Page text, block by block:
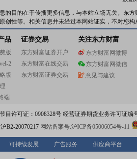
的目的在于传播更多信息，与本站立场无关。东
创性等。相关信息并未经过本网站证实，不对您
品
版
2
版
端
证券交易
东方财富证券开户
东方财富在线交易
东方财富证券交易
关注东方财富
东方财富网微博
东方财富网微信
意见与建议
目许可证：0908328号 经营证券期货业务许可证编
B2-20070217 网站备案号:沪ICP备05006054号-11
可持续发展 广告服务 供应商平台